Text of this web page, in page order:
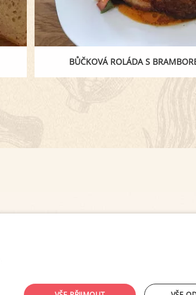
BŮČKOVÁ ROLÁDA S